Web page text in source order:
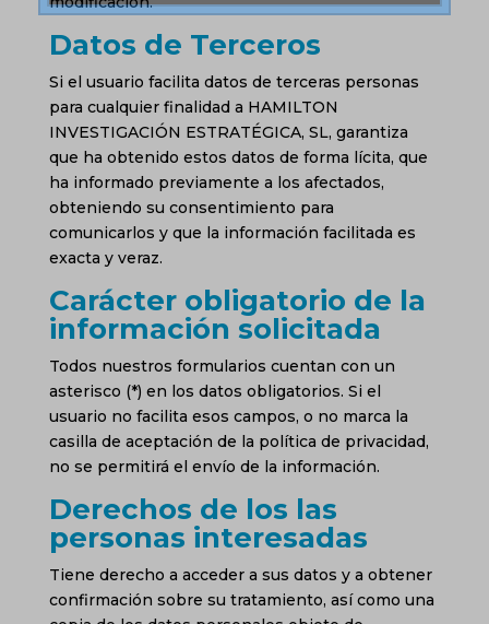
Datos de Terceros
Si el usuario facilita datos de terceras personas
para cualquier finalidad a HAMILTON
INVESTIGACIÓN ESTRATÉGICA, SL, garantiza
que ha obtenido estos datos de forma lícita, que
ha informado previamente a los afectados,
obteniendo su consentimiento para
comunicarlos y que la información facilitada es
exacta y veraz.
Carácter obligatorio de la
información solicitada
Todos nuestros formularios cuentan con un
asterisco (*) en los datos obligatorios. Si el
usuario no facilita esos campos, o no marca la
casilla de aceptación de la política de privacidad,
no se permitirá el envío de la información.
Derechos de los las
personas interesadas
Tiene derecho a acceder a sus datos y a obtener
confirmación sobre su tratamiento, así como una